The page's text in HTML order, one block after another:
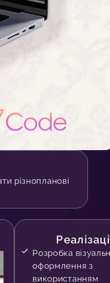
різнопланові
Розробка
оформлення з
використанням